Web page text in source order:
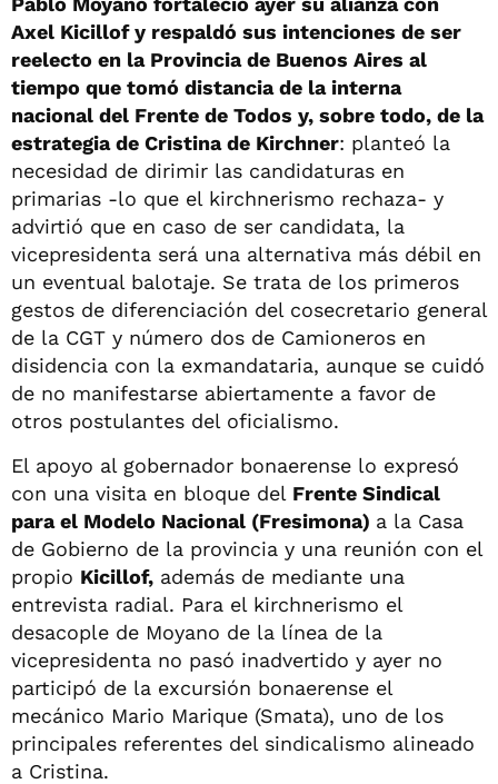
Axel Kicillof y respaldó sus intenciones de ser
reelecto en la Provincia de Buenos Aires al
tiempo que tomó distancia de la interna
nacional del Frente de Todos y, sobre todo, de la
estrategia de Cristina de Kirchner: planteó la
necesidad de dirimir las candidaturas en
primarias -lo que el kirchnerismo rechaza- y
advirtió que en caso de ser candidata, la
vicepresidenta será una alternativa más débil en
un eventual balotaje. Se trata de los primeros
gestos de diferenciación del cosecretario general
de la CGT y número dos de Camioneros en
disidencia con la exmandataria, aunque se cuidó
de no manifestarse abiertamente a favor de
otros postulantes del oficialismo.
El apoyo al gobernador bonaerense lo expresó
con una visita en bloque del Frente Sindical
para el Modelo Nacional (Fresimona) a la Casa
de Gobierno de la provincia y una reunión con el
propio Kicillof, además de mediante una
entrevista radial. Para el kirchnerismo el
desacople de Moyano de la línea de la
vicepresidenta no pasó inadvertido y ayer no
participó de la excursión bonaerense el
mecánico Mario Marique (Smata), uno de los
principales referentes del sindicalismo alineado
a Cristina.